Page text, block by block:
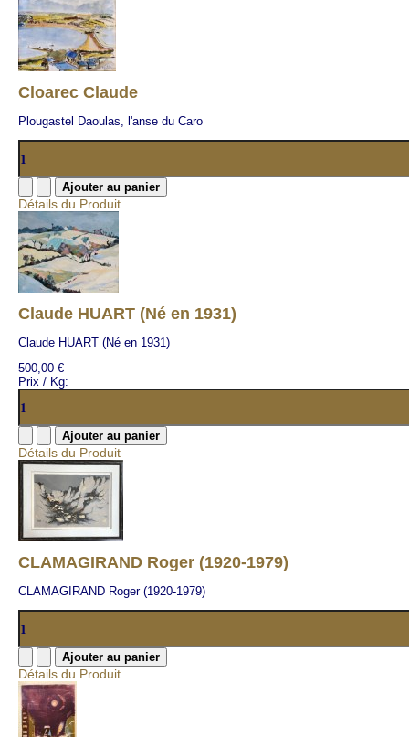
Cloarec Claude
Plougastel Daoulas, l'anse du Caro
Détails du Produit
Claude HUART (Né en 1931)
Claude HUART (Né en 1931)
500,00 €
Prix / Kg:
Détails du Produit
CLAMAGIRAND Roger (1920-1979)
CLAMAGIRAND Roger (1920-1979)
Détails du Produit